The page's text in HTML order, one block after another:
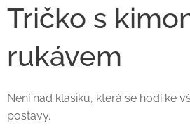
Tričko s
rukávem
Není nad klasiku, která se hodí ke
postavy.